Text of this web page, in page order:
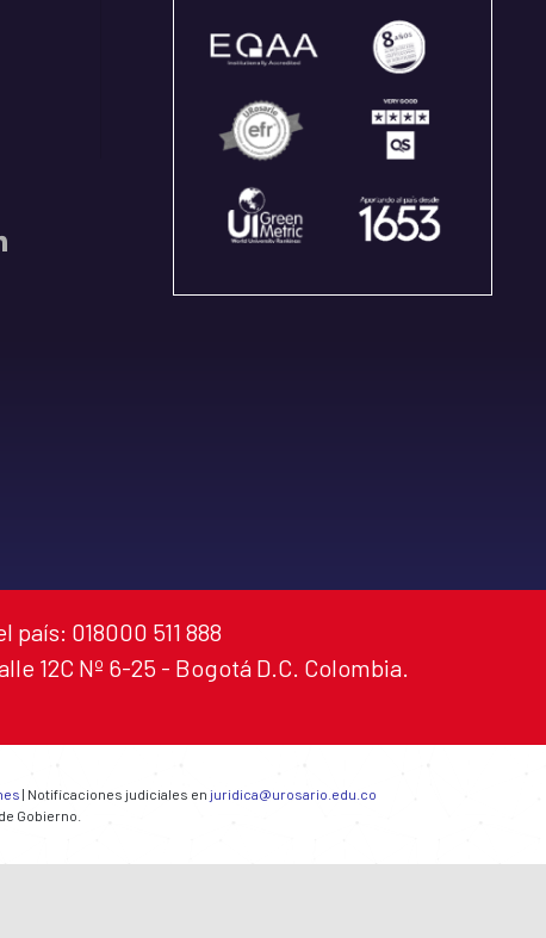
país: 018000 511 888
12C Nº 6-25 - Bogotá D.C. Colombia.
| Notificaciones judiciales en juridica@urosario.edu.co
Gobierno.